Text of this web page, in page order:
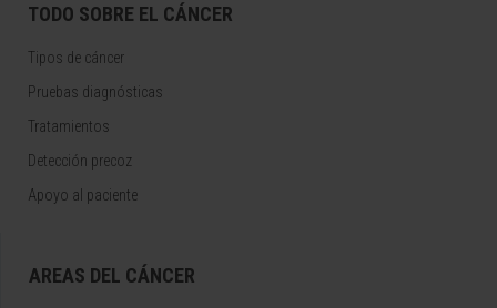
TODO SOBRE EL CÁNCER
Tipos de cáncer
Pruebas diagnósticas
Tratamientos
Detección precoz
Apoyo al paciente
AREAS DEL CÁNCER